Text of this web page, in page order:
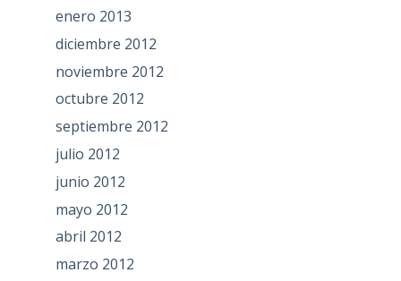
enero 2013
diciembre 2012
noviembre 2012
octubre 2012
septiembre 2012
julio 2012
junio 2012
mayo 2012
abril 2012
marzo 2012